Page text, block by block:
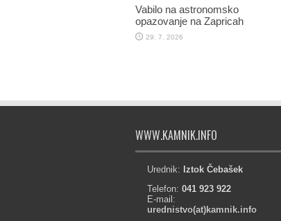
Vabilo na astronomsko
opazovanje na Zapricah
29. 7. 2026
WWW.KAMNIK.INFO
Urednik: Iztok Čebašek
Telefon: 041 923 922
E-mail:
urednistvo(at)kamnik.info